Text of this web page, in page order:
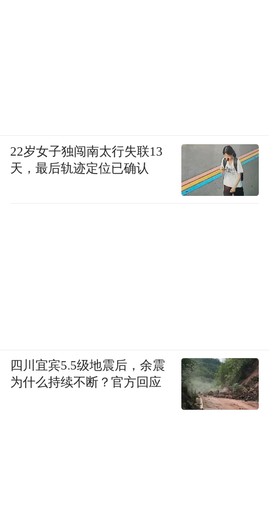
22岁女子独闯南太行失联13
天，最后轨迹定位已确认
四川宜宾5.5级地震后，余震
为什么持续不断？官方回应